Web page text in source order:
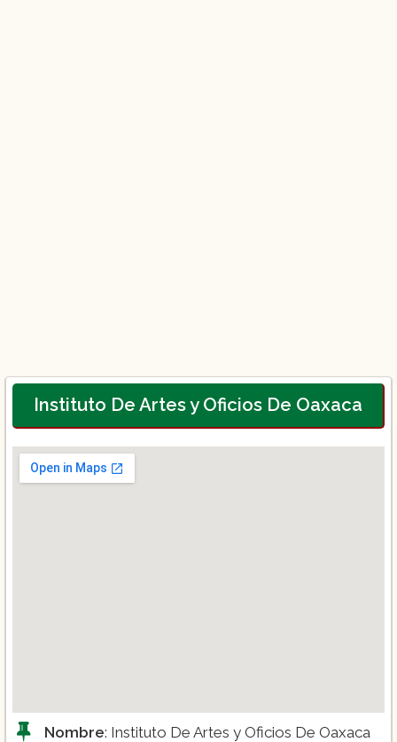
Instituto De Artes y Oficios De Oaxaca
Nombre: Instituto De Artes y Oficios De Oaxaca